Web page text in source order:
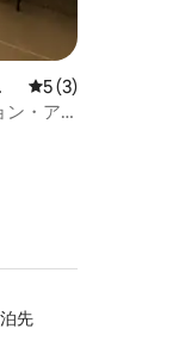
レビュー3件、5
5 (3)
ン・ア
先